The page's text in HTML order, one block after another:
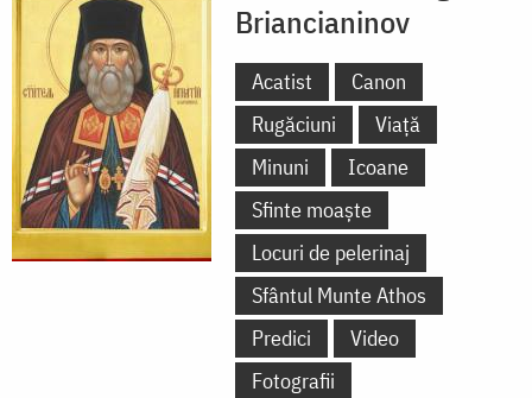
Briancianinov
Acatist
Canon
Rugăciuni
Viață
Minuni
Icoane
Sfinte moaște
Locuri de pelerinaj
Sfântul Munte Athos
Predici
Video
Fotografii